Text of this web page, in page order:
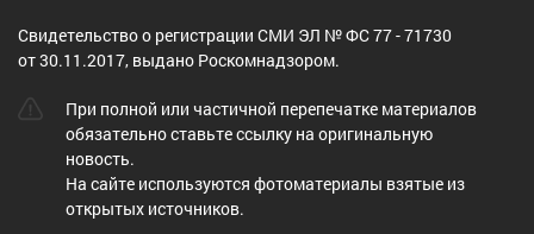
Cвидетельство о регистрации СМИ ЭЛ № ФС 77 - 71730
от 30.11.2017, выдано Роскомнадзором.
При полной или частичной перепечатке материалов
обязательно ставьте ссылку на оригинальную
новость.
На сайте используются фотоматериалы взятые из
открытых источников.